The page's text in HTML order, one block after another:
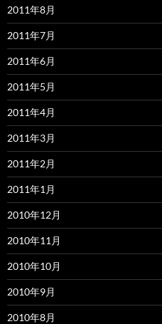
2011年8月
2011年7月
2011年6月
2011年5月
2011年4月
2011年3月
2011年2月
2011年1月
2010年12月
2010年11月
2010年10月
2010年9月
2010年8月